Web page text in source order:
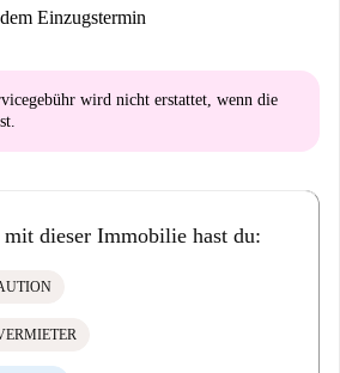
Einzugstermin
wird nicht erstattet, wenn die
dieser Immobilie hast du: